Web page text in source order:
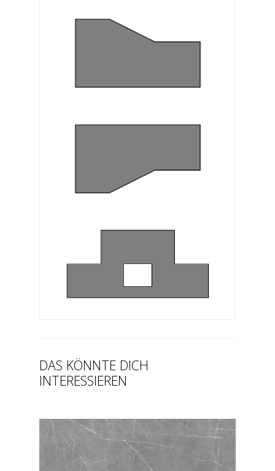
DAS KÖNNTE DICH
INTERESSIEREN